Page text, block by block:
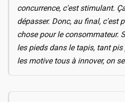
concurrence, c'est stimulant.
dépasser. Donc, au final, c'est
chose pour le consommateur.
les pieds dans le tapis, tant
les motive tous à innover, on